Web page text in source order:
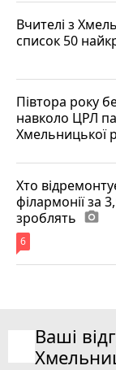
Вчителі з
список 50
Півтора року
навколо ЦРЛ
Хмельницької
Хто
філармонії за
зроблять photo_camera
6
Ваші